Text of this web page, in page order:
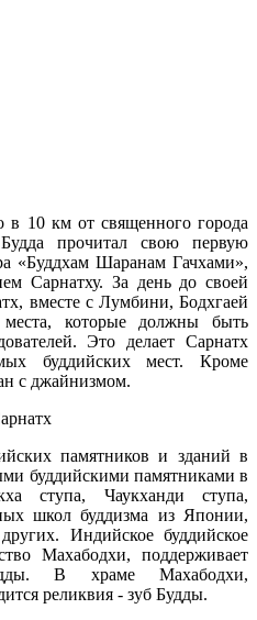
в 10 км от священного города
прочитал свою первую
«Буддхам Шаранам Гачхами»,
Сарнатху. За день до своей
вместе с Лумбини, Бодхгаей
которые должны быть
Это делает Сарнатх
буддийских мест. Кроме
с джайнизмом.
памятников и зданий в
буддийскими памятниками в
ступа, Чаукханди ступа,
школ буддизма из Японии,
Индийское буддийское
Махабодхи, поддерживает
В храме Махабодхи,
реликвия - зуб Будды.